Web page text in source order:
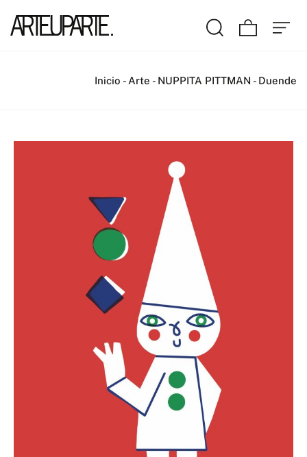
Inicio - Arte - NUPPITA PITTMAN - Duende